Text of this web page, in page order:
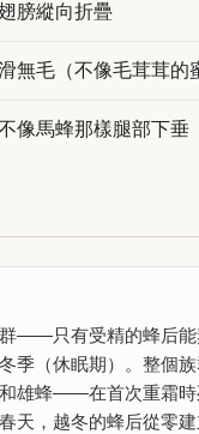
膀縱向折疊
無毛（不像毛茸茸的
像馬蜂那樣腿部下垂
——只有受精的蜂后能
季（休眠期）。整個
雄蜂——在首次重霜時
天，越冬的蜂后從零建